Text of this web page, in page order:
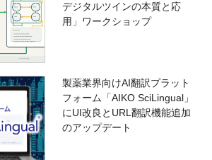
デジタルツインの本質と応
用」ワークショップ
製薬業界向けAI翻訳プラット
フォーム「AIKO SciLingual」
にUI改良とURL翻訳機能追加
のアップデート